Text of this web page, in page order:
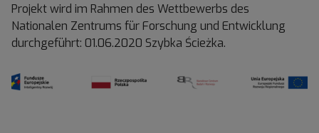
Projekt wird im Rahmen des Wettbewerbs des
Nationalen Zentrums für Forschung und Entwicklung
durchgeführt: 01.06.2020 Szybka Ścieżka.